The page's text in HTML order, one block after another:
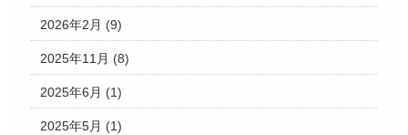
2026年2月 (9)
2025年11月 (8)
2025年6月 (1)
2025年5月 (1)